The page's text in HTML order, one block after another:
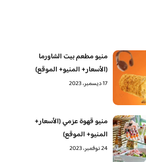
منيو مطعم بيت الشاورما
(الأسعار+ المنيو+ الموقع)
17 ديسمبر، 2023
منيو قهوة عزمي (الأسعار+
المنيو+ الموقع)
24 نوفمبر، 2023